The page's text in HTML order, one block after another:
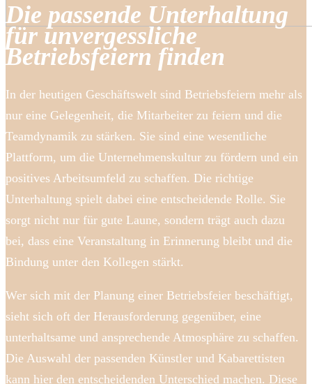
Die passende Unterhaltung
für unvergessliche
Betriebsfeiern finden
In der heutigen Geschäftswelt sind Betriebsfeiern mehr als
nur eine Gelegenheit, die Mitarbeiter zu feiern und die
Teamdynamik zu stärken. Sie sind eine wesentliche
Plattform, um die Unternehmenskultur zu fördern und ein
positives Arbeitsumfeld zu schaffen. Die richtige
Unterhaltung spielt dabei eine entscheidende Rolle. Sie
sorgt nicht nur für gute Laune, sondern trägt auch dazu
bei, dass eine Veranstaltung in Erinnerung bleibt und die
Bindung unter den Kollegen stärkt.
Wer sich mit der Planung einer Betriebsfeier beschäftigt,
sieht sich oft der Herausforderung gegenüber, eine
unterhaltsame und ansprechende Atmosphäre zu schaffen.
Die Auswahl der passenden Künstler und Kabarettisten
kann hier den entscheidenden Unterschied machen. Diese